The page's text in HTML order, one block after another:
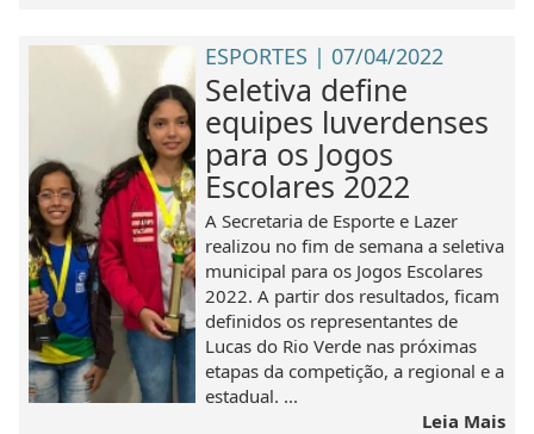
ESPORTES | 07/04/2022
Seletiva define
equipes luverdenses
para os Jogos
Escolares 2022
A Secretaria de Esporte e Lazer
realizou no fim de semana a seletiva
municipal para os Jogos Escolares
2022. A partir dos resultados, ficam
definidos os representantes de
Lucas do Rio Verde nas próximas
etapas da competição, a regional e a
estadual. ...
Leia Mais